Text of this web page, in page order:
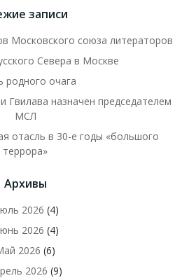
записи
Московского союза литераторов
Севера в Москве
родного очага
Гвилава назначен председателем
МСЛ
отасль в 30-е годы «большого
террора»
Архивы
2026 (4)
2026 (4)
2026 (6)
2026 (9)